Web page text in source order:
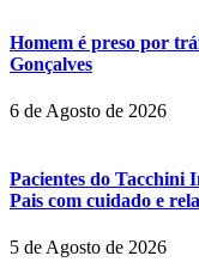
Homem é preso por
Gonçalves
6 de Agosto de 2026
Pacientes do Tacchini
Pais com cuidado e
5 de Agosto de 2026